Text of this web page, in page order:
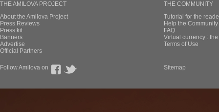
THE AMILOVA PROJECT
About the Amilova Project
Press Reviews
Press kit
Banners
Advertise
Official Partners
THE COMMUNITY
Tutorial for the
Help the
FAQ
Virtual currency :
Terms of Use
Follow Amilova on Sitemap